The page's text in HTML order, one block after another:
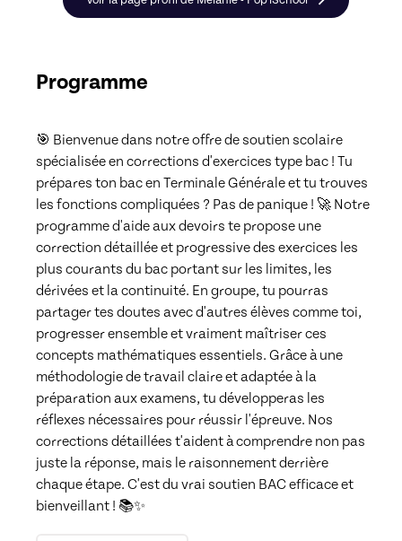
Programme
🎯 Bienvenue dans notre offre de soutien scolaire
spécialisée en corrections d'exercices type bac ! Tu
prépares ton bac en Terminale Générale et tu trouves
les fonctions compliquées ? Pas de panique ! 🚀 Notre
programme d'aide aux devoirs te propose une
correction détaillée et progressive des exercices les
plus courants du bac portant sur les limites, les
dérivées et la continuité. En groupe, tu pourras
partager tes doutes avec d'autres élèves comme toi,
progresser ensemble et vraiment maîtriser ces
concepts mathématiques essentiels. Grâce à une
méthodologie de travail claire et adaptée à la
préparation aux examens, tu développeras les
réflexes nécessaires pour réussir l'épreuve. Nos
corrections détaillées t'aident à comprendre non pas
juste la réponse, mais le raisonnement derrière
chaque étape. C'est du vrai soutien BAC efficace et
bienveillant ! 📚✨